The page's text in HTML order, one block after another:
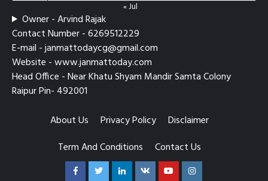
« Jul
Owner - Arvind Rajak
Contact Number - 6269512229
E-mail - janmattodaycg@gmail.com
Website - www.janmattoday.com
Head Office - Near Khatu Shyam Mandir Samta Colony
Raipur Pin- 492001
About Us
Privacy Policy
Disclaimer
Term And Conditions
Contact Us
FacebookTwitterLinkedin
VK YoutubeInstagram